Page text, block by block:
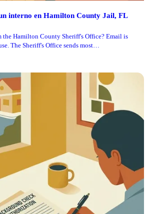
interno en Hamilton County Jail, FL
the Hamilton County Sheriff's Office? Email is
The Sheriff's Office sends most
your inbox regularly, including spam and
miss anything time-sensitive.